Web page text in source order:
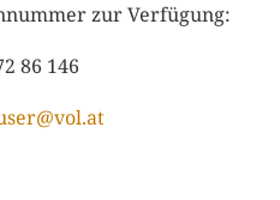
zur Verfügung:
86 146